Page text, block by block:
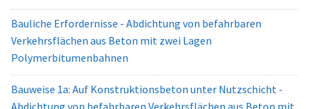
Bauliche Erfordernisse - Abdichtung von befahrbaren
Verkehrsflächen aus Beton mit zwei Lagen
Polymerbitumenbahnen
Bauweise 1a: Auf Konstruktionsbeton unter Nutzschicht -
Abdichtung von befahrbaren Verkehrsflächen aus Beton mit